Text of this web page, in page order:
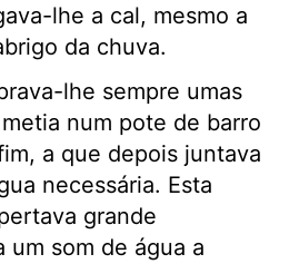
lhe a cal, mesmo a
da chuva.
lhe sempre umas
num pote de barro
a que depois juntava
necessária. Esta
grande
um som de água a